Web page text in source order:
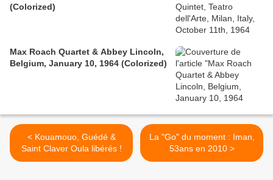
(Colorized)
Max Roach Quartet & Abbey Lincoln,
Belgium, January 10, 1964 (Colorized)
< Kouamouo, Guédé &
Saint Claver Oula libérés !
La "Go" du moment : Iman,
53ans en 2010 >